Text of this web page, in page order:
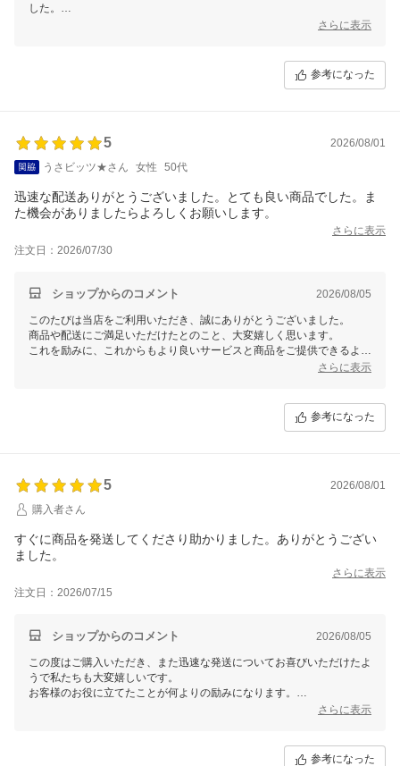
した。
さらに表示
参考になった
5
2026/08/01
うさビッツ★さん
女性 50代
迅速な配送ありがとうございました。とても良い商品でした。ま
た機会がありましたらよろしくお願いします。
さらに表示
注文日：2026/07/30
ショップからのコメント 2026/08/05
このたびは当店をご利用いただき、誠にありがとうございました。
商品や配送にご満足いただけたとのこと、大変嬉しく思います。
これを励みに、これからもより良いサービスと商品をご提供できるよう
さらに表示
参考になった
5
2026/08/01
購入者さん
すぐに商品を発送してくださり助かりました。ありがとうござい
ました。
さらに表示
注文日：2026/07/15
ショップからのコメント 2026/08/05
この度はご購入いただき、また迅速な発送についてお喜びいただけたよ
うで私たちも大変嬉しいです。
お客様のお役に立てたことが何よりの励みになります。
さらに表示
参考になった